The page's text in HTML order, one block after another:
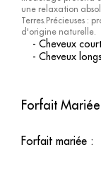
une relaxation
Terres.Précieuses :
d'origine naturelle.
- Cheveux
- Cheveux longs
Forfait Mariée
Forfait mariée :